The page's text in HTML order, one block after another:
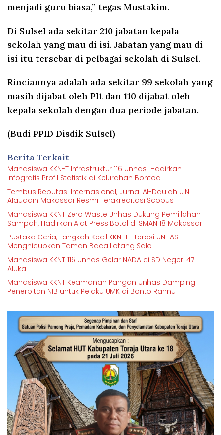
menjadi guru biasa,” tegas Mustakim.
Di Sulsel ada sekitar 210 jabatan kepala
sekolah yang mau di isi. Jabatan yang mau di
isi itu tersebar di pelbagai sekolah di Sulsel.
Rinciannya adalah ada sekitar 99 sekolah yang
masih dijabat oleh Plt dan 110 dijabat oleh
kepala sekolah dengan dua periode jabatan.
(Budi PPID Disdik Sulsel)
Berita Terkait
Mahasiswa KKN-T Infrastruktur 116 Unhas Hadirkan
Infografis Profil Statistik di Kelurahan Bontoa
Tembus Reputasi Internasional, Jurnal Al-Daulah UIN
Alauddin Makassar Resmi Terakreditasi Scopus
Mahasiswa KKNT Zero Waste Unhas Dukung Pemillahan
Sampah, Hadirkan Alat Press Botol di SMAN 18 Makassar
Pustaka Ceria, Langkah Kecil KKN-T Literasi UNHAS
Menghidupkan Taman Baca Lotang Salo
Mahasiswa KKNT 116 Unhas Gelar NADA di SD Negeri 47
Aluka
Mahasiswa KKNT Keamanan Pangan Unhas Dampingi
Penerbitan NIB untuk Pelaku UMK di Bonto Rannu